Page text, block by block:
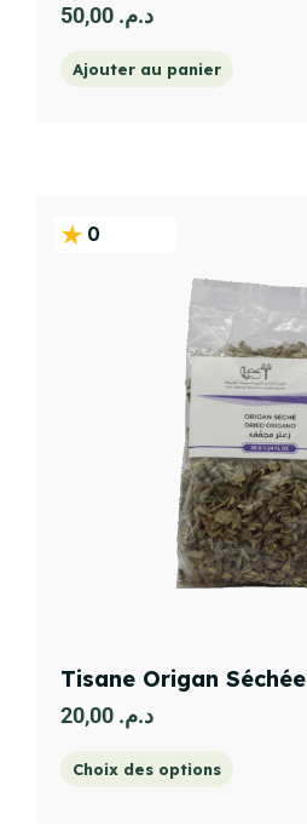
د.م.
Ajouter au panier
0
Tisane Origan Séchée
د.م.
Choix des options